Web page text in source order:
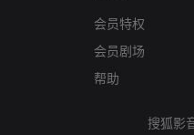
会员特权
会员剧场
帮助
搜狐影